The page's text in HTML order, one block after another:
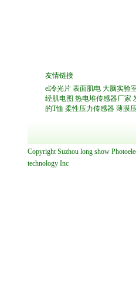
友情链接
el冷光片 表面肌电 大脑实验
经肌电图 热电堆传感器厂家
的T恤 柔性压力传感器 薄膜
CopyrightSuzhou long show
technology Inc